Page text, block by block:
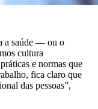
a saúde — ou o
cultura
e normas que
fica claro que
das pessoas”,